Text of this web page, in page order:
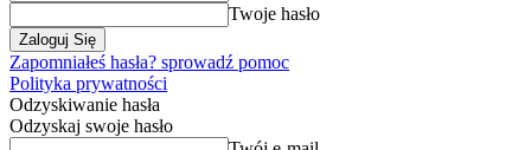
Twoje hasło
Zapomniałeś hasła? sprowadź pomoc
Polityka prywatności
Odzyskiwanie hasła
Odzyskaj swoje hasło